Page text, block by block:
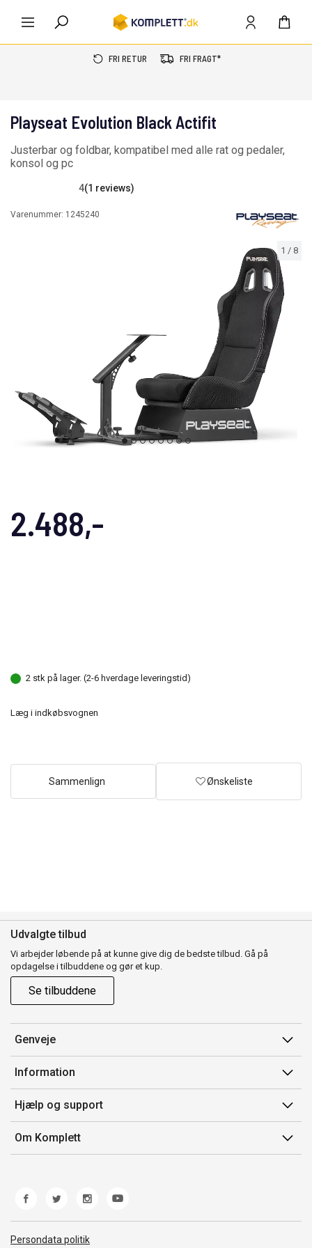
FRI RETUR FRI FRAGT*
1 / 8
Playseat Evolution Black Actifit
Justerbar og foldbar, kompatibel med alle rat og pedaler,
konsol og pc
4(1 reviews)
Varenummer: 1245240
2.488,-
2 stk på lager. (2-6 hverdage leveringstid)
Læg i indkøbsvognen
Sammenlign Ønskeliste
Udvalgte tilbud
Vi arbejder løbende på at kunne give dig de bedste tilbud. Gå på
opdagelse i tilbuddene og gør et kup.
Se tilbuddene
Genveje
Min side
Ordrehistorik
Gavekort
Information
Salgsbetingelser
Mærker/producent
Fortrydelsesret
Hjælp og support
Kontakt os
Kundeservice
Fejl/Mangler
Fragt og levering
Om Komplett
Persondata politik